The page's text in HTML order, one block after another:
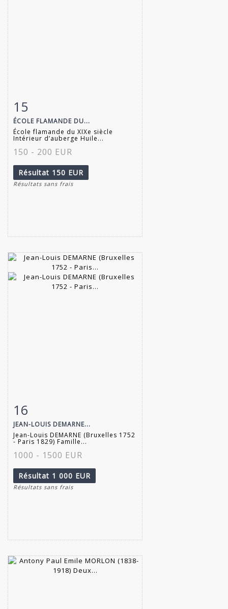
Fiche détaillée
15
ÉCOLE FLAMANDE DU...
École flamande du XIXe siècle
Intérieur d’auberge Huile...
150 - 200 EUR
Résultat 150 EUR
Résultats sans frais
Fiche détaillée
16
JEAN-LOUIS DEMARNE...
Jean-Louis DEMARNE (Bruxelles 1752
- Paris 1829) Famille...
1000 - 1500 EUR
Résultat 1 000 EUR
Résultats sans frais